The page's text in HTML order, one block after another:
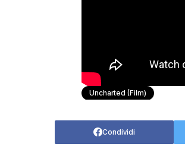
Uncharted (Film)
Condividi